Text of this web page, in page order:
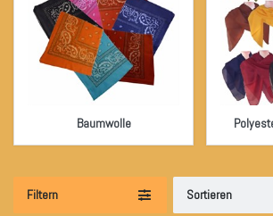
Baumwolle
Filtern Sortieren